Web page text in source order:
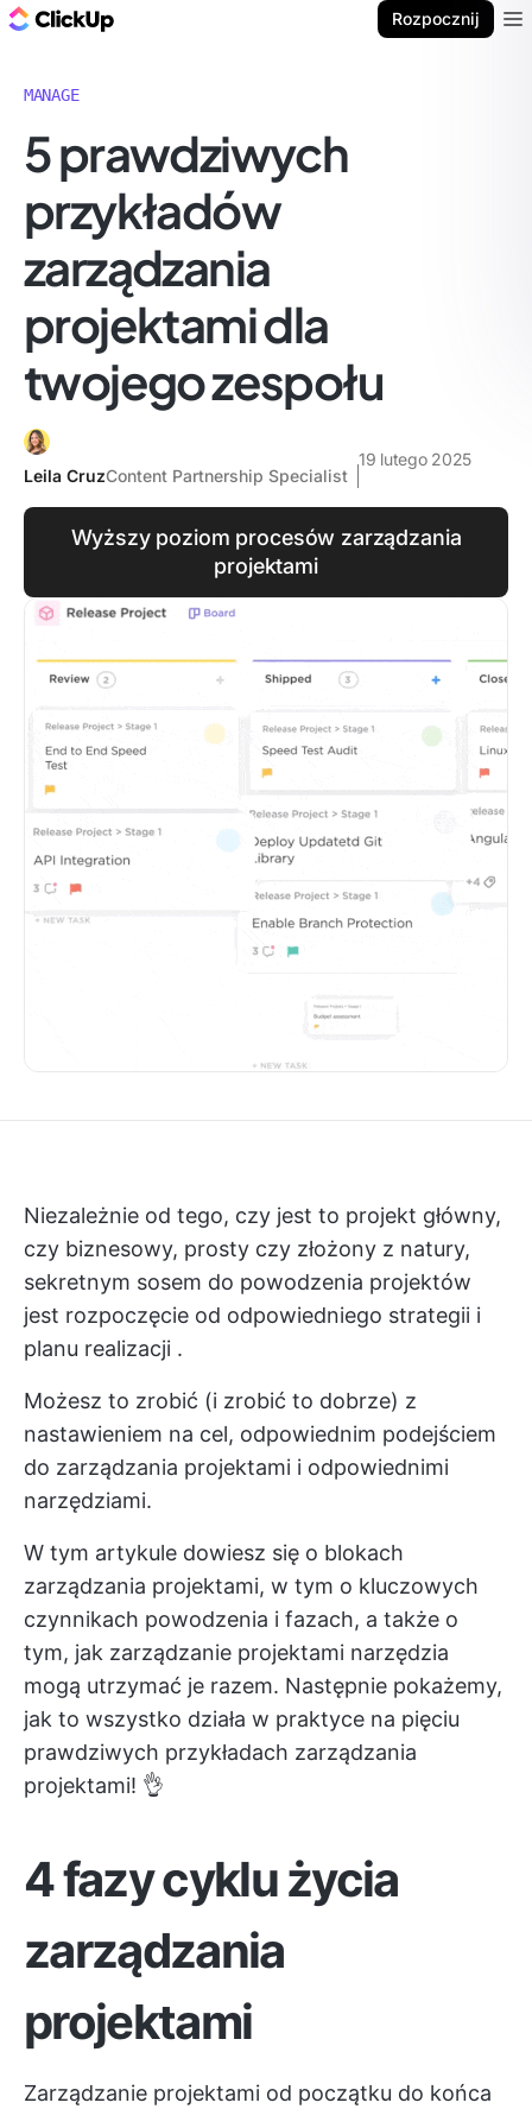
Rozpocznij
MANAGE
5 prawdziwych
przykładów
zarządzania
projektami dla
twojego zespołu
Leila CruzContent Partnership Specialist
19 lutego 2025
Wyższy poziom procesów zarządzania
projektami
Niezależnie od tego, czy jest to projekt główny,
czy biznesowy, prosty czy złożony z natury,
sekretnym sosem do powodzenia projektów
jest rozpoczęcie od odpowiedniego strategii i
planu realizacji .
Możesz to zrobić (i zrobić to dobrze) z
nastawieniem na cel, odpowiednim podejściem
do zarządzania projektami i odpowiednimi
narzędziami.
W tym artykule dowiesz się o blokach
zarządzania projektami, w tym o kluczowych
czynnikach powodzenia i fazach, a także o
tym, jak zarządzanie projektami narzędzia
mogą utrzymać je razem. Następnie pokażemy,
jak to wszystko działa w praktyce na pięciu
prawdziwych przykładach zarządzania
projektami! 👌
4 fazy cyklu życia
zarządzania
projektami
Zarządzanie projektami od początku do końca